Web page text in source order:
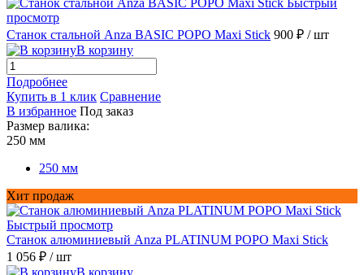
Быстрый
просмотр
Станок стальной Anza BASIC POPO Maxi Stick 900 ₽ / шт
В корзину
Подробнее
Купить в 1 клик Сравнение
В избранное Под заказ
Размер валика:
250 мм
250 мм
Хит продаж
Быстрый просмотр
Станок алюминиевый Anza PLATINUM POPO Maxi Stick
1 056 ₽ / шт